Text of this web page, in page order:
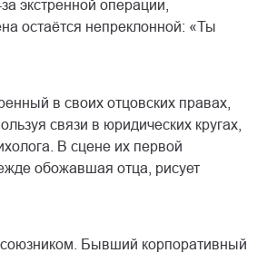
экстренной операции,
остаётся непреклонной: «Ты
в своих отцовских правах,
связи в юридических кругах,
В сцене их первой
обожавшая отца, рисует
Бывший корпоративный